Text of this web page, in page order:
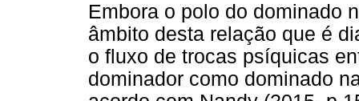
Embora o polo do dominado
âmbito desta relação que é
o fluxo de trocas psíquicas
dominador como dominado